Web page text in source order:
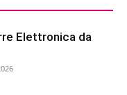
Elettronica da